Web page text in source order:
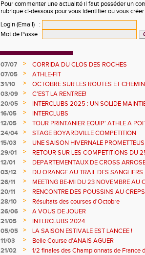
Pour commenter une actualité il faut posséder un
rubrique ci-dessous pour vous identifier ou vous
Login (Email)
:
Mot de Passe :
07/07 >
CORRIDA DU CLOS DES ROCHES
07/05
>
ATHLE-FIT
31/10
>
OCTOBRE SUR LES ROUTES ET
03/09
>
C'EST LA RENTREE!
20/05
>
INTERCLUBS 2025 : UN SOLIDE
POINTS !
16/05 >
INTERCLUBS
12/05
>
TOUR PRINTANIER EQUIP' ATHLE A
24/04
>
STAGE BOYARDVILLE COMPETITION
15/03
>
UNE SAISON HIVERNALE
ESTIVALES
29/01 >
RETOUR SUR LES COMPETITIONS DU
12/01
>
DEPARTEMENTAUX DE CROSS
03/12
>
DU ORANGE AU TRAIL DES SANGLIERS
26/11
>
MEETING BE-MI DU 23 NOVEMBRE AU
20/11
>
RENCONTRE DES POUSSINS AU
17 /11
28/10 >
Résultats des courses d'Octobre
26/06
>
A VOUS DE JOUER
21/05
>
INTERCLUBS 2024
05/05
>
LA SAISON ESTIVALE EST LANCEE !
11/03
>
Belle Course d'ANAIS AGUER
21/02
>
1/2 finales des Championnats de France